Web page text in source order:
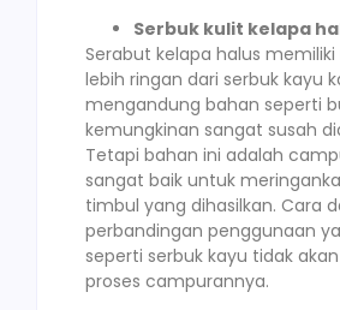
Serbuk kulit kelapa
Serabut kelapa halus
lebih ringan dari serbuk kayu
mengandung bahan seperti
kemungkinan sangat susah
Tetapi bahan ini adalah
sangat baik untuk
timbul yang dihasilkan. Cara
perbandingan penggunaan
seperti serbuk kayu tidak
proses campurannya.